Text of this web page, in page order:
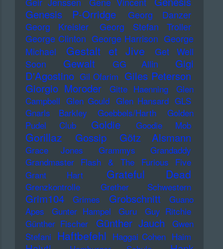
Genesis P-Orridge
Georg Danzer
Georg Kreisler
Georg Stefan Troller
George Clinton George Harrison George
Michael
Gestalt et Jive
Get Well
Soon
Gewalt GG Allin
Gigi
D'Agostino Gil Ofarim Giles Peterson
Giorgio Moroder
Gitte Haenning
Glen
Campbell Glen Gould Glen Hansard GLS
Gnarls Barkley
Goebbels/Harth
Golden
Pudel Club
Goldie Goodie Mob
Gorillaz Gossip Götz Alsmann
Grace Jones Grammys
Grandaddy
Grandmaster Flash & The Furious Five
Grant Hart
Grateful Dead
Grenzkontrolle Grether Schwestern
Grim104 Grimes Grobschnitt
Guano
Apes
Gunter Hampel Guru
Guy Ritchie
Günther Fischer
Günther Jauch
Gwen
Stefani Haftbefehl Haggai Cohen Haim